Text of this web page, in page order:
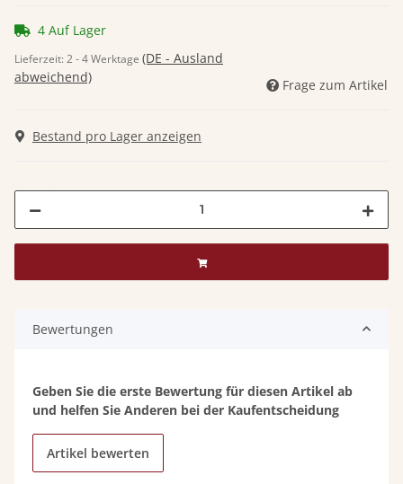
4 Auf Lager
Lieferzeit: 2 - 4 Werktage (DE - Ausland
abweichend)
Frage zum Artikel
Bestand pro Lager anzeigen
Bewertungen
Geben Sie die erste Bewertung für diesen Artikel ab
und helfen Sie Anderen bei der Kaufentscheidung
Artikel bewerten